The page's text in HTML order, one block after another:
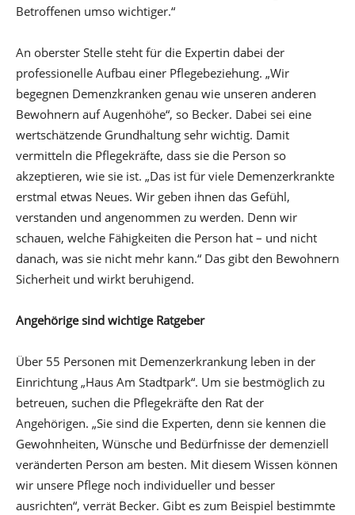
Betroffenen umso wichtiger.“
An oberster Stelle steht für die Expertin dabei der
professionelle Aufbau einer Pflegebeziehung. „Wir
begegnen Demenzkranken genau wie unseren anderen
Bewohnern auf Augenhöhe“, so Becker. Dabei sei eine
wertschätzende Grundhaltung sehr wichtig. Damit
vermitteln die Pflegekräfte, dass sie die Person so
akzeptieren, wie sie ist. „Das ist für viele Demenzerkrankte
erstmal etwas Neues. Wir geben ihnen das Gefühl,
verstanden und angenommen zu werden. Denn wir
schauen, welche Fähigkeiten die Person hat – und nicht
danach, was sie nicht mehr kann.“ Das gibt den Bewohnern
Sicherheit und wirkt beruhigend.
Angehörige sind wichtige Ratgeber
Über 55 Personen mit Demenzerkrankung leben in der
Einrichtung „Haus Am Stadtpark“. Um sie bestmöglich zu
betreuen, suchen die Pflegekräfte den Rat der
Angehörigen. „Sie sind die Experten, denn sie kennen die
Gewohnheiten, Wünsche und Bedürfnisse der demenziell
veränderten Person am besten. Mit diesem Wissen können
wir unsere Pflege noch individueller und besser
ausrichten“, verrät Becker. Gibt es zum Beispiel bestimmte